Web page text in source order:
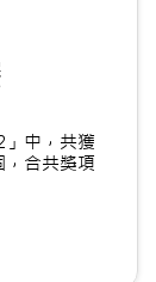
中，共獲
合共獎項